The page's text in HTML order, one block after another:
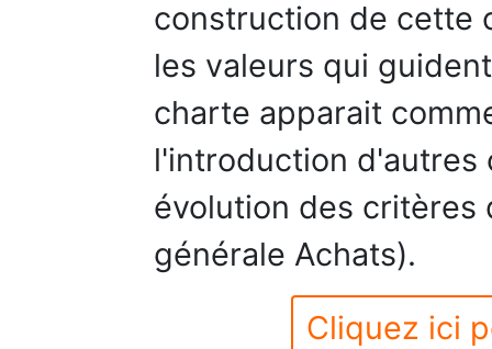
construction de cette
les valeurs qui
charte apparait
l'introduction d'autres
évolution des
générale Achats).
Cliquez ici